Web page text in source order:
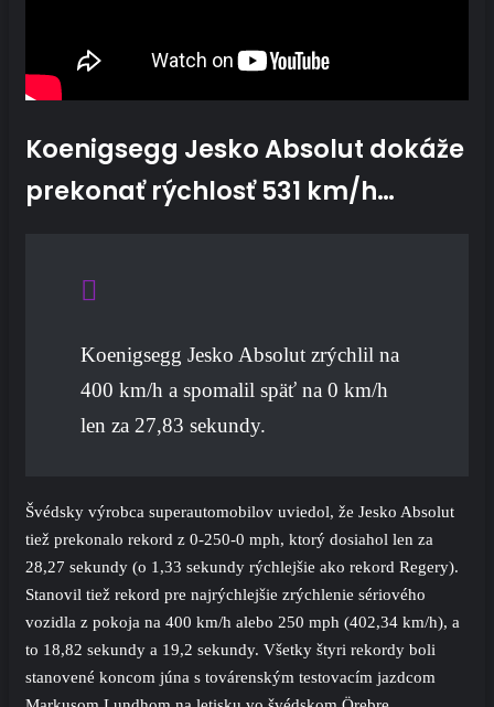
Koenigsegg Jesko Absolut dokáže
prekonať rýchlosť 531 km/h…
Koenigsegg Jesko Absolut zrýchlil na
400 km/h a spomalil späť na 0 km/h
len za 27,83 sekundy.
Švédsky výrobca superautomobilov uviedol, že Jesko Absolut
tiež prekonalo rekord z 0-250-0 mph, ktorý dosiahol len za
28,27 sekundy (o 1,33 sekundy rýchlejšie ako rekord Regery).
Stanovil tiež rekord pre najrýchlejšie zrýchlenie sériového
vozidla z pokoja na 400 km/h alebo 250 mph (402,34 km/h), a
to 18,82 sekundy a 19,2 sekundy. Všetky štyri rekordy boli
stanovené koncom júna s továrenským testovacím jazdcom